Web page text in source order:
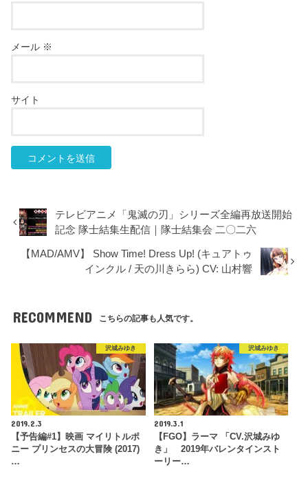
メール ※
サイト
テレビアニメ「鬼滅の刃」シリーズ全編再放送開始
記念 隊士結集生配信｜隊士結集会 二〇二六
【MAD/AMV】 Show Time! Dress Up! (キュアトゥ
インクル / 天の川きらら) CV: 山村響
RECOMMEND こちらの記事も人気です。
沢城みゆき
2019.2.3
【予告編#1】映画 マイリトルポ
ニー プリンセスの大冒険 (2017)
…
沢城みゆき
2019.3.1
【FGO】ラーマ 「CV.沢城みゆ
き」 2019年バレンタインスト
ーリー…